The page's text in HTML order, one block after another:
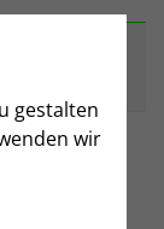
gestalten
wir
(Bordüre)